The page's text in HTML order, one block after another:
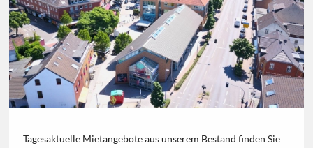
Tagesaktuelle Mietangebote aus unserem Bestand finden Sie